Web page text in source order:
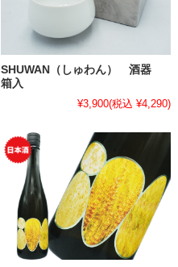
SHUWAN（しゅわん） 酒器
箱入
¥3,900(税込 ¥4,290)